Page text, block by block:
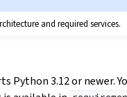
and required services.
Python 3.12 or newer.